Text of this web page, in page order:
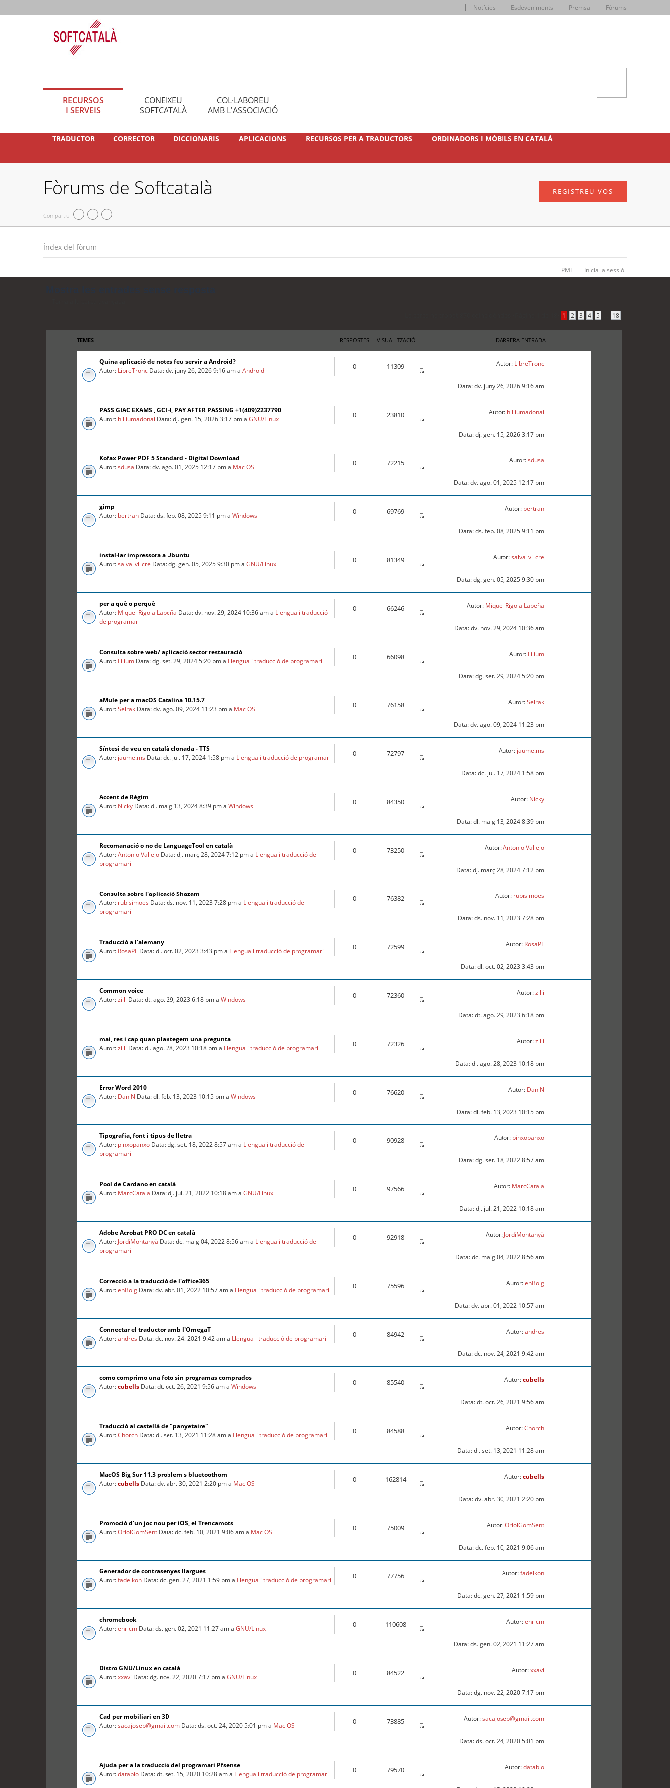
Notícies Esdeveniments Premsa Fòrums
RECURSOS
I SERVEIS
CONEIXEU
SOFTCATALÀ
COL·LABOREU
AMB L'ASSOCIACIÓ
TRADUCTOR CORRECTOR DICCIONARIS APLICACIONS RECURSOS PER A TRADUCTORS ORDINADORS I MÒBILS EN CATALÀ
Fòrums de Softcatalà
Compartiu
REGISTREU-VOS
Índex del fòrum
PMF Inicia la sessió
1 2 3 4 5 18
TEMES RESPOSTES VISUALITZACIÓ DARRERA ENTRADA
Quina aplicació de notes feu servir a Android?
Autor: LibreTronc Data: dv. juny 26, 2026 9:16 am aAndroid 0 11309 Autor: LibreTronc
Data: dv. juny 26, 2026 9:16 am
PASS GIAC EXAMS , GCIH, PAY AFTER PASSING +1(409)2237790
Autor: hilliumadonai Data: dj. gen. 15, 2026 3:17 pm aGNU/Linux 0 23810 Autor: hilliumadonai
Data: dj. gen. 15, 2026 3:17 pm
Kofax Power PDF 5 Standard - Digital Download
Autor:sdusa Data: dv. ago. 01, 2025 12:17 pm a Mac OS 0 72215 Autor:sdusa
Data: dv. ago. 01, 2025 12:17 pm
gimp
Autor: bertran Data: ds. feb. 08, 2025 9:11 pm aWindows 0 69769 Autor: bertran
Data: ds. feb. 08, 2025 9:11 pm
instal·lar impressora a Ubuntu
Autor:salva_vi_cre Data: dg. gen. 05, 2025 9:30 pm aGNU/Linux 0 81349 Autor:salva_vi_cre
Data: dg. gen. 05, 2025 9:30 pm
per a què o perquè
Autor: Miquel Rigola Lapeña Data: dv. nov. 29, 2024 10:36 am a Llengua i traducció
de programari
0 66246 Autor: Miquel Rigola Lapeña
Data: dv. nov. 29, 2024 10:36 am
Consulta sobre web/ aplicació sector restauració
Autor: Lilium Data: dg. set. 29, 2024 5:20 pm a Llengua i traducció de programari 0 66098 Autor: Lilium
Data: dg. set. 29, 2024 5:20 pm
aMule per a macOS Catalina 10.15.7
Autor:Selrak Data: dv. ago. 09, 2024 11:23 pm a Mac OS 0 76158 Autor:Selrak
Data: dv. ago. 09, 2024 11:23 pm
Síntesi de veu en català clonada - TTS
Autor: jaume.ms Data: dc. jul. 17, 2024 1:58 pm a Llengua i traducció de programari 0 72797 Autor: jaume.ms
Data: dc. jul. 17, 2024 1:58 pm
Accent de Règim
Autor: Nicky Data: dl. maig 13, 2024 8:39 pm aWindows 0 84350 Autor: Nicky
Data: dl. maig 13, 2024 8:39 pm
Recomanació o no de LanguageTool en català
Autor:Antonio Vallejo Data: dj. març 28, 2024 7:12 pm a Llengua i traducció de
programari
0 73250 Autor:Antonio Vallejo
Data: dj. març 28, 2024 7:12 pm
Consulta sobre l'aplicació Shazam
Autor: rubisimoes Data: ds. nov. 11, 2023 7:28 pm a Llengua i traducció de
programari
0 76382 Autor: rubisimoes
Data: ds. nov. 11, 2023 7:28 pm
Traducció a l'alemany
Autor: RosaPF Data: dl. oct. 02, 2023 3:43 pm a Llengua i traducció de programari 0 72599 Autor: RosaPF
Data: dl. oct. 02, 2023 3:43 pm
Common voice
Autor:zilli Data: dt. ago. 29, 2023 6:18 pm aWindows 0 72360 Autor:zilli
Data: dt. ago. 29, 2023 6:18 pm
mai, res i cap quan plantegem una pregunta
Autor:zilli Data: dl. ago. 28, 2023 10:18 pm a Llengua i traducció de programari 0 72326 Autor:zilli
Data: dl. ago. 28, 2023 10:18 pm
Error Word 2010
Autor: DaniN Data: dl. feb. 13, 2023 10:15 pm aWindows 0 76620 Autor: DaniN
Data: dl. feb. 13, 2023 10:15 pm
Tipografia, font i tipus de lletra
Autor: pinxopanxo Data: dg. set. 18, 2022 8:57 am a Llengua i traducció de
programari
0 90928 Autor: pinxopanxo
Data: dg. set. 18, 2022 8:57 am
Pool de Cardano en català
Autor: MarcCatala Data: dj. jul. 21, 2022 10:18 am aGNU/Linux 0 97566 Autor: MarcCatala
Data: dj. jul. 21, 2022 10:18 am
Adobe Acrobat PRO DC en català
Autor: JordiMontanyà Data: dc. maig 04, 2022 8:56 am a Llengua i traducció de
programari
0 92918 Autor: JordiMontanyà
Data: dc. maig 04, 2022 8:56 am
Correcció a la traducció de l'office365
Autor:enBoig Data: dv. abr. 01, 2022 10:57 am a Llengua i traducció de programari 0 75596 Autor:enBoig
Data: dv. abr. 01, 2022 10:57 am
Connectar el traductor amb l'OmegaT
Autor:andres Data: dc. nov. 24, 2021 9:42 am a Llengua i traducció de programari 0 84942 Autor:andres
Data: dc. nov. 24, 2021 9:42 am
como comprimo una foto sin programas comprados
Autor:cubells Data: dt. oct. 26, 2021 9:56 am aWindows 0 85540 Autor:cubells
Data: dt. oct. 26, 2021 9:56 am
Traducció al castellà de "panyetaire"
Autor:Chorch Data: dl. set. 13, 2021 11:28 am a Llengua i traducció de programari 0 84588 Autor:Chorch
Data: dl. set. 13, 2021 11:28 am
MacOS Big Sur 11.3 problem s bluetoothom
Autor:cubells Data: dv. abr. 30, 2021 2:20 pm a Mac OS 0 162814 Autor:cubells
Data: dv. abr. 30, 2021 2:20 pm
Promoció d'un joc nou per iOS, el Trencamots
Autor:OriolGomSent Data: dc. feb. 10, 2021 9:06 am a Mac OS 0 75009 Autor:OriolGomSent
Data: dc. feb. 10, 2021 9:06 am
Generador de contrasenyes llargues
Autor:fadelkon Data: dc. gen. 27, 2021 1:59 pm a Llengua i traducció de programari 0 77756 Autor:fadelkon
Data: dc. gen. 27, 2021 1:59 pm
chromebook
Autor:enricm Data: ds. gen. 02, 2021 11:27 am aGNU/Linux 0 110608 Autor:enricm
Data: ds. gen. 02, 2021 11:27 am
Distro GNU/Linux en català
Autor:xxavi Data: dg. nov. 22, 2020 7:17 pm aGNU/Linux 0 84522 Autor:xxavi
Data: dg. nov. 22, 2020 7:17 pm
Cad per mobiliari en 3D
Autor:sacajosep@gmail.com Data: ds. oct. 24, 2020 5:01 pm a Mac OS 0 73885 Autor:sacajosep@gmail.com
Data: ds. oct. 24, 2020 5:01 pm
Ajuda per a la traducció del programari Pfsense
Autor:databio Data: dt. set. 15, 2020 10:28 am a Llengua i traducció de programari 0 79570 Autor:databio